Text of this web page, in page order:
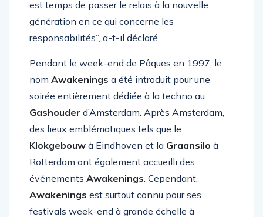
est temps de passer le relais à la nouvelle
génération en ce qui concerne les
Pendant le week-end de Pâques en 1997, le
nom Awakeningsa été introduit pour une
soirée entièrement dédiée à la techno au
Gashouderd’Amsterdam. Après Amsterdam,
des lieux emblématiques tels que le
Klokgebouwà Eindhoven et laGraansilo
Rotterdam ont également accueilli des
événements Awakenings. Cependant,
Awakeningsest surtout connu pour ses